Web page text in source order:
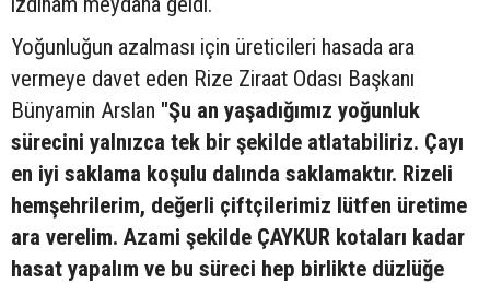
Yoğunluğun azalması için üreticileri hasada ara
vermeye davet eden Rize Ziraat Odası Başkanı
Bünyamin Arslan "Şu an yaşadığımız yoğunluk
sürecini yalnızca tek bir şekilde atlatabiliriz. Çayı
en iyi saklama koşulu dalında saklamaktır. Rizeli
hemşehrilerim, değerli çiftçilerimiz lütfen üretime
ara verelim. Azami şekilde ÇAYKUR kotaları kadar
hasat yapalım ve bu süreci hep birlikte düzlüğe